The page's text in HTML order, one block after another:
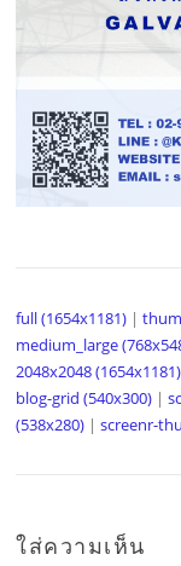
full (1654x1181) |
medium_large
2048x2048 (1654x1181)
blog-grid (540x300) |
(538x280) |screenr-
ใส่ความเห็น